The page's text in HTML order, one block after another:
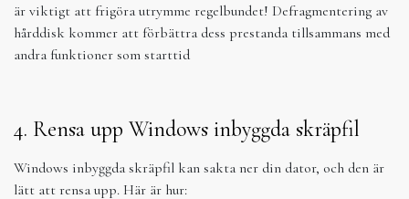
är viktigt att frigöra utrymme regelbundet! Defragmentering av
hårddisk kommer att förbättra dess prestanda tillsammans med
andra funktioner som starttid
4. Rensa upp Windows inbyggda skräpfil
Windows inbyggda skräpfil kan sakta ner din dator, och den är
lätt att rensa upp. Här är hur: